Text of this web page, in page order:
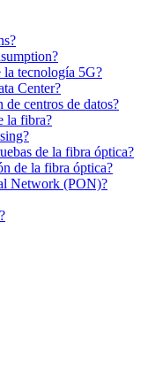
la tecnología 5G?
Center?
de centros de datos?
la fibra?
de la fibra óptica?
de la fibra óptica?
Network (PON)?